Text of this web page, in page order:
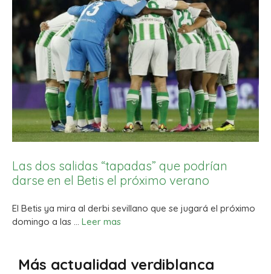
Las dos salidas “tapadas” que podrían
darse en el Betis el próximo verano
El Betis ya mira al derbi sevillano que se jugará el próximo
domingo a las … Leer mas
Más actualidad verdiblanca